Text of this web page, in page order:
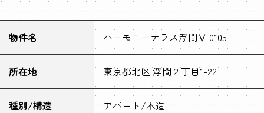
物件名 ハーモニーテラス浮間Ⅴ 0105
所在地 東京都北区 浮間２丁目1-22
種別/構造 アパート/木造